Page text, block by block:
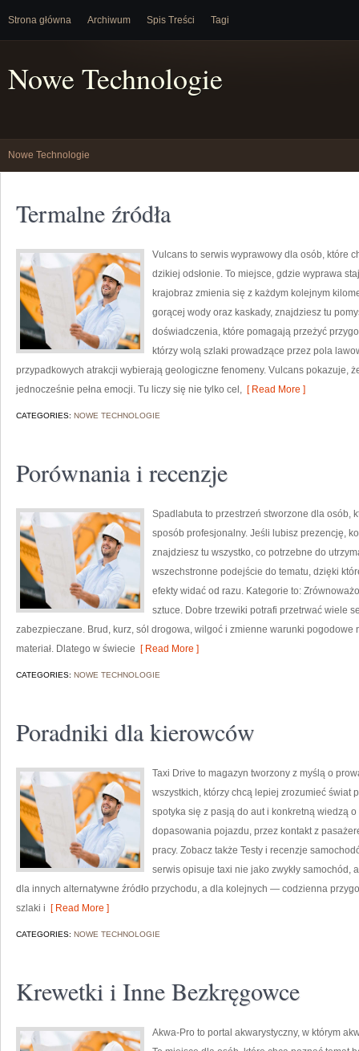
Strona główna Archiwum Spis Treści Tagi
Nowe Technologie
Nowe Technologie
Termalne źródła
Vulcans to serwis wyprawowy dla osób, które
dzikiej odsłonie. To miejsce, gdzie wyprawa
krajobraz zmienia się z każdym kolejnym
gorącej wody oraz kaskady, znajdziesz tu
doświadczenia, które pomagają przeżyć
którzy wolą szlaki prowadzące przez pola
przypadkowych atrakcji wybierają geologiczne fenomeny. Vulcans pokazuje,
jednocześnie pełna emocji. Tu liczy się nie tylko cel, [ Read More ]
CATEGORIES: NOWE TECHNOLOGIE
Porównania i recenzje
Spadlabuta to przestrzeń stworzone dla osób,
sposób profesjonalny. Jeśli lubisz prezencję,
znajdziesz tu wszystko, co potrzebne do
wszechstronne podejście do tematu, dzięki
efekty widać od razu. Kategorie to:
sztuce. Dobre trzewiki potrafi przetrwać wiele
zabezpieczane. Brud, kurz, sól drogowa, wilgoć i zmienne warunki pogodowe
materiał. Dlatego w świecie [ Read More ]
CATEGORIES: NOWE TECHNOLOGIE
Poradniki dla kierowców
Taxi Drive to magazyn tworzony z myślą o
wszystkich, którzy chcą lepiej zrozumieć świat
spotyka się z pasją do aut i konkretną wiedzą
dopasowania pojazdu, przez kontakt z
pracy. Zobacz także Testy i recenzje
serwis opisuje taxi nie jako zwykły samochód,
dla innych alternatywne źródło przychodu, a dla kolejnych — codzienna
szlaki i [ Read More ]
CATEGORIES: NOWE TECHNOLOGIE
Krewetki i Inne Bezkręgowce
Akwa-Pro to portal akwarystyczny, w którym